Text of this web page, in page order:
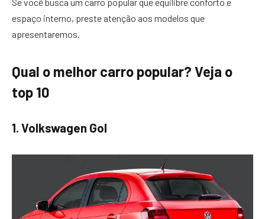
espaço interno, preste atenção aos modelos que
apresentaremos.
Qual o melhor carro popular? Veja o
top 10
1. Volkswagen Gol